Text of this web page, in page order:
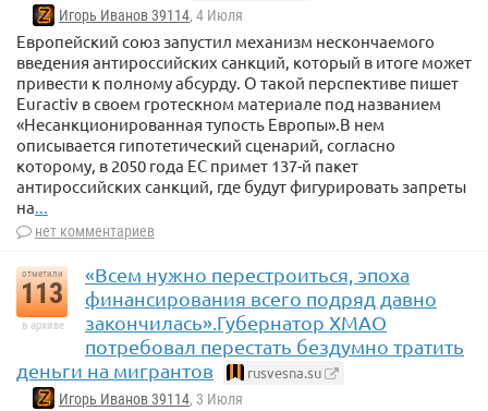
Игорь Иванов 39114, 4 Июля
Европейский союз запустил механизм нескончаемого
введения антироссийских санкций, который в итоге может
привести к полному абсурду. О такой перспективе пишет
Euractiv в своем гротескном материале под названием
«Несанкционированная тупость Европы».В нем
описывается гипотетический сценарий, согласно
которому, в 2050 года ЕС примет 137-й пакет
антироссийских санкций, где будут фигурировать запреты
на
нет комментариев
отметили
113
в архиве
«Всем нужно перестроиться, эпоха
финансирования всего подряд давно
закончилась».Губернатор ХМАО
потребовал перестать бездумно тратить
деньги на мигрантов
rusvesna.su
Игорь Иванов 39114, 3 Июля